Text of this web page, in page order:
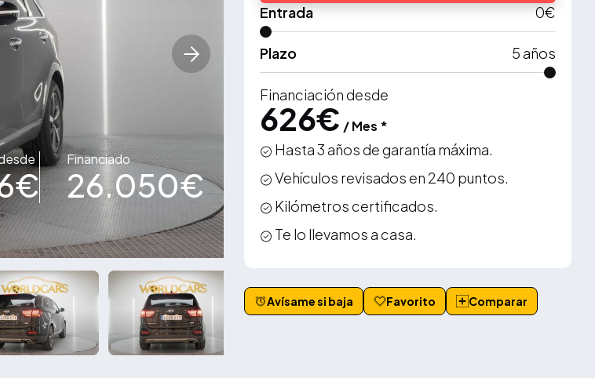
Financiado
26.050€
VER MÁS +
Entrada
0€
Plazo 5años
Financiación desde
626€ / Mes *
Hasta 3 años de garantía máxima.
Vehículos revisados en 240 puntos.
Kilómetros certificados.
Te lo llevamos a casa.
Avísame si baja Favorito Comparar